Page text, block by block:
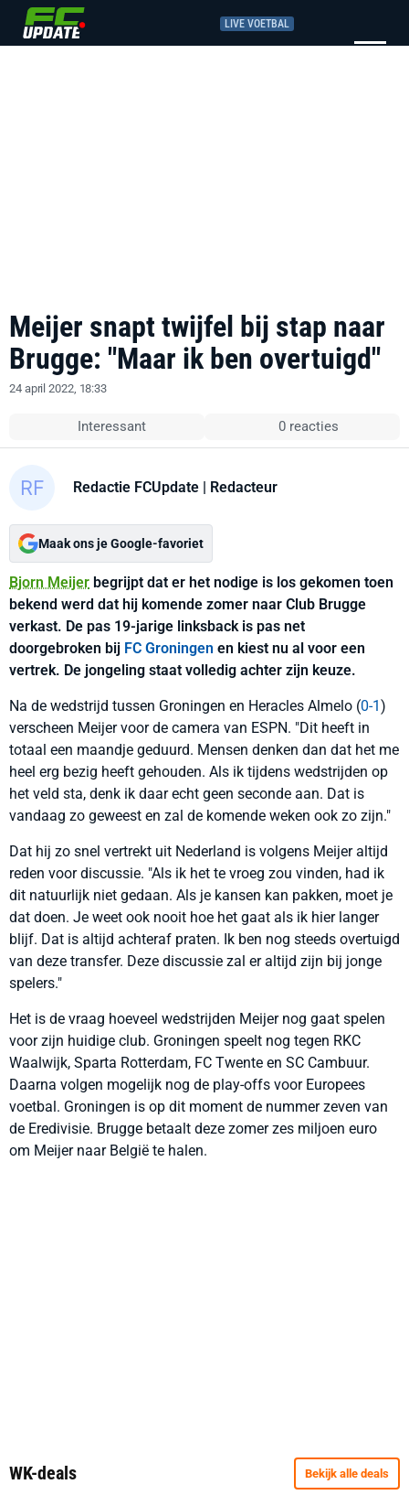
LIVE VOETBAL
Meijer snapt twijfel bij stap naar
Brugge: "Maar ik ben overtuigd"
24 april 2022, 18:33
Interessant 0 reacties
Redactie FCUpdate | Redacteur
Maak ons je Google-favoriet
Bjorn Meijer begrijpt dat er het nodige is los gekomen toen
bekend werd dat hij komende zomer naar Club Brugge
verkast. De pas 19-jarige linksback is pas net
doorgebroken bij FC Groningen en kiest nu al voor een
vertrek. De jongeling staat volledig achter zijn keuze.
Na de wedstrijd tussen Groningen en Heracles Almelo (0-1)
verscheen Meijer voor de camera van ESPN. "Dit heeft in
totaal een maandje geduurd. Mensen denken dan dat het me
heel erg bezig heeft gehouden. Als ik tijdens wedstrijden op
het veld sta, denk ik daar echt geen seconde aan. Dat is
vandaag zo geweest en zal de komende weken ook zo zijn."
Dat hij zo snel vertrekt uit Nederland is volgens Meijer altijd
reden voor discussie. "Als ik het te vroeg zou vinden, had ik
dit natuurlijk niet gedaan. Als je kansen kan pakken, moet je
dat doen. Je weet ook nooit hoe het gaat als ik hier langer
blijf. Dat is altijd achteraf praten. Ik ben nog steeds overtuigd
van deze transfer. Deze discussie zal er altijd zijn bij jonge
spelers."
Het is de vraag hoeveel wedstrijden Meijer nog gaat spelen
voor zijn huidige club. Groningen speelt nog tegen RKC
Waalwijk, Sparta Rotterdam, FC Twente en SC Cambuur.
Daarna volgen mogelijk nog de play-offs voor Europees
voetbal. Groningen is op dit moment de nummer zeven van
de Eredivisie. Brugge betaalt deze zomer zes miljoen euro
om Meijer naar België te halen.
WK-deals Bekijk alle deals